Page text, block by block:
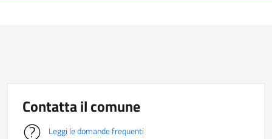
Contatta il comune
Leggi le domande frequenti